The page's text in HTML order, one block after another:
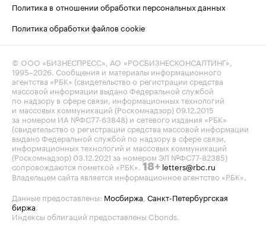
Политика в отношении обработки персональных данных
Политика обработки файлов cookie
© ООО «БИЗНЕСПРЕСС», АО «РОСБИЗНЕСКОНСАЛТИНГ»,
1995–2026. Сообщения и материалы информационного
агентства «РБК» (свидетельство о регистрации средства
массовой информации выдано Федеральной службой
по надзору в сфере связи, информационных технологий
и массовых коммуникаций (Роскомнадзор) 09.12.2015
за номером ИА №ФС77-63848) и сетевого издания «РБК»
(свидетельство о регистрации средства массовой информации
выдано Федеральной службой по надзору в сфере связи,
информационных технологий и массовых коммуникаций
(Роскомнадзор) 03.12.2021 за номером ЭЛ №ФС77-82385)
сопровождаются пометкой «РБК». 18+ letters@rbc.ru
Владельцем сайта является информационное агентство «РБК».
Данные предоставлены: Мосбиржа, Санкт-Петербургская
биржа.
Индексы облигаций предоставлены Cbonds.